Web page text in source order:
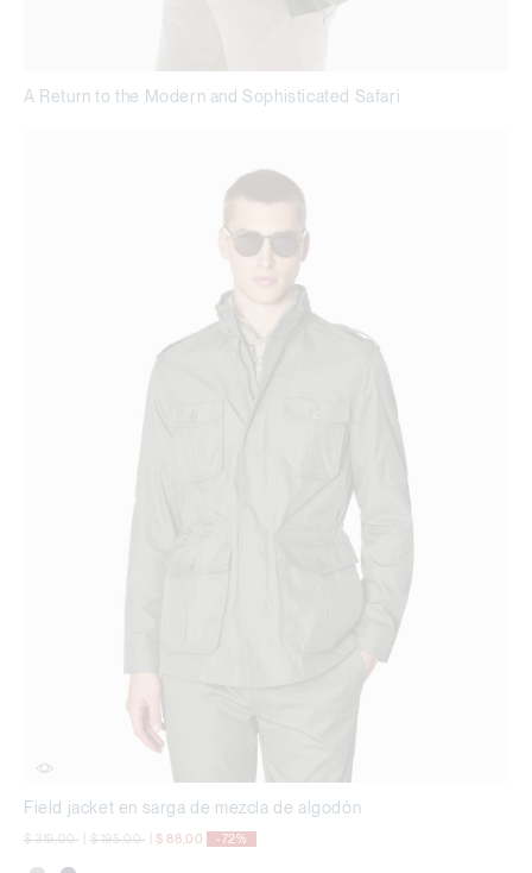
A Return to the Modern and Sophisticated Safari
Field jacket en sarga de mezcla de algodón
precio rebajado desde
$ 319,00a precio rebajado desde
$ 195,00a $ 88,00 -72%